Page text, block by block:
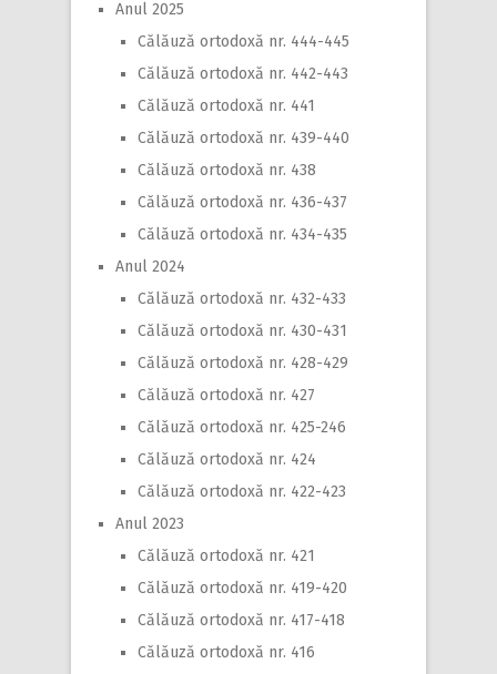
Anul 2025
Călăuză ortodoxă nr. 444-445
Călăuză ortodoxă nr. 442-443
Călăuză ortodoxă nr. 441
Călăuză ortodoxă nr. 439-440
Călăuză ortodoxă nr. 438
Călăuză ortodoxă nr. 436-437
Călăuză ortodoxă nr. 434-435
Anul 2024
Călăuză ortodoxă nr. 432-433
Călăuză ortodoxă nr. 430-431
Călăuză ortodoxă nr. 428-429
Călăuză ortodoxă nr. 427
Călăuză ortodoxă nr. 425-246
Călăuză ortodoxă nr. 424
Călăuză ortodoxă nr. 422-423
Anul 2023
Călăuză ortodoxă nr. 421
Călăuză ortodoxă nr. 419-420
Călăuză ortodoxă nr. 417-418
Călăuză ortodoxă nr. 416